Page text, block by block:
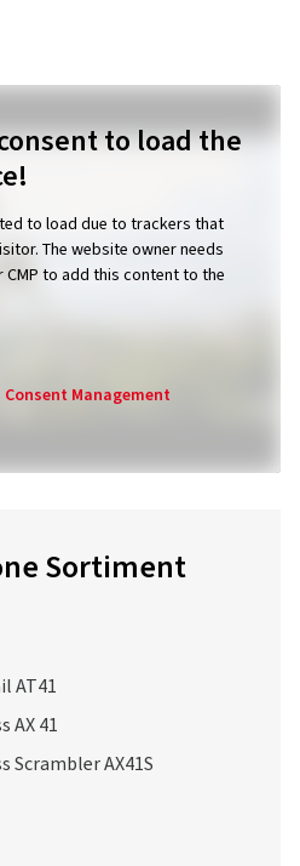
to load the
to load due to trackers that
The website owner needs
to add this content to the
Management
Sortiment
AT41
AX 41
Scrambler AX41S